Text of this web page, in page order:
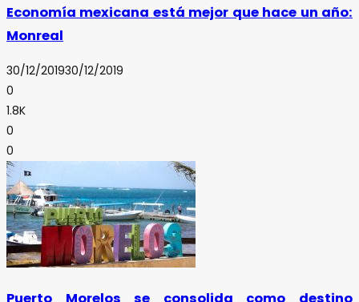
Economía mexicana está mejor que hace un año:
Monreal
30/12/201930/12/2019
0
1.8K
0
0